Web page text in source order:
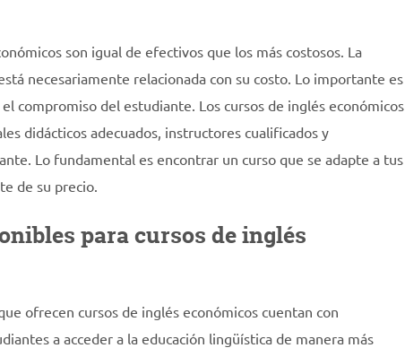
son igual de efectivos que los más costosos. La
necesariamente relacionada con su costo. Lo importante es
compromiso del estudiante. Los cursos de inglés económicos
didácticos adecuados, instructores cualificados y
Lo fundamental es encontrar un curso que se adapte a tus
de su precio.
para cursos de inglés
ofrecen cursos de inglés económicos cuentan con
a acceder a la educación lingüística de manera más